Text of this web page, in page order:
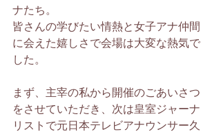
ナたち。
皆さんの学びたい情熱と女子アナ仲間
に会えた嬉しさで会場は大変な熱気で
した。
まず、主宰の私から開催のごあいさつ
をさせていただき、次は皇室ジャーナ
リストで元日本テレビアナウンサー久